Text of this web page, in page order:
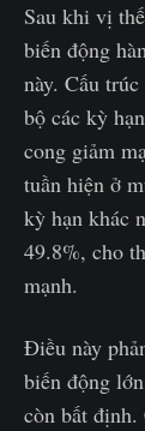
Sau khi vị
biến động
này. Cấu
bộ các kỳ
cong giảm
tuần hiện ở
kỳ hạn khác
49.8%, cho
mạnh.
Điều này
biến động
còn bất định.